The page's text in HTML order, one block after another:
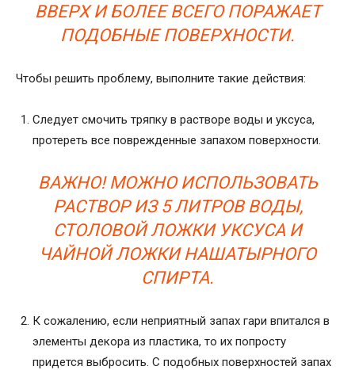
ВВЕРХ И БОЛЕЕ ВСЕГО ПОРАЖАЕТ
ПОДОБНЫЕ ПОВЕРХНОСТИ.
Чтобы решить проблему, выполните такие действия:
Следует смочить тряпку в растворе воды и уксуса,
протереть все поврежденные запахом поверхности.
ВАЖНО! МОЖНО ИСПОЛЬЗОВАТЬ
РАСТВОР ИЗ 5 ЛИТРОВ ВОДЫ,
СТОЛОВОЙ ЛОЖКИ УКСУСА И
ЧАЙНОЙ ЛОЖКИ НАШАТЫРНОГО
СПИРТА.
К сожалению, если неприятный запах гари впитался в
элементы декора из пластика, то их попросту
придется выбросить. С подобных поверхностей запах